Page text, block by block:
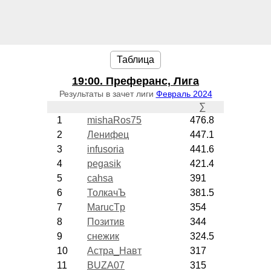
Таблица
19:00. Преферанс, Лига
Результаты в зачет лиги Февраль 2024
∑
1
mishaRos75
476.8
2
Ленифец
447.1
3
infusoria
441.6
4
pegasik
421.4
5
cahsa
391
6
ТолкачЪ
381.5
7
MarucTp
354
8
Позитив
344
9
снежик
324.5
10
Астра_Навт
317
11
BUZA07 315